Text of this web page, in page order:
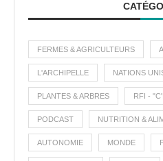
FERMES & AGRICULTEURS
L'ARCHIPELLE NATIONS
PLANTES & ARBRES RFI -
PODCAST NUTRITION &
AUTONOMIE MONDE